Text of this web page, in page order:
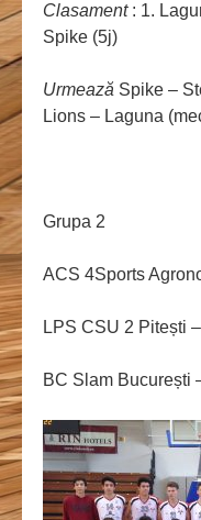
Clasament: 1.
Spike (5j)
Urmează Spike –
Lions – Laguna
Grupa 2
ACS 4Sports
LPS CSU 2 Pitești
BC Slam București